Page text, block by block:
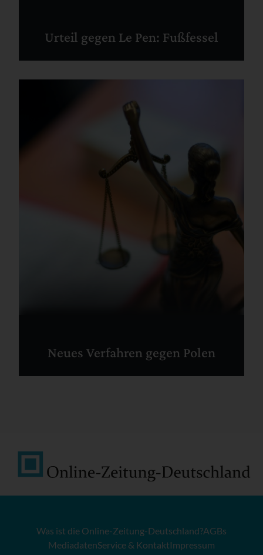
Urteil gegen Le Pen: Fußfessel
Neues Verfahren gegen Polen
Was ist die Online-Zeitung-Deutschland?AGBs
MediadatenService & KontaktImpressum